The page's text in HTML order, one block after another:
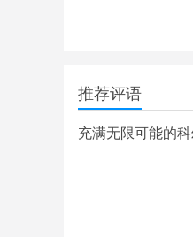
推荐评语
充满无限可能的